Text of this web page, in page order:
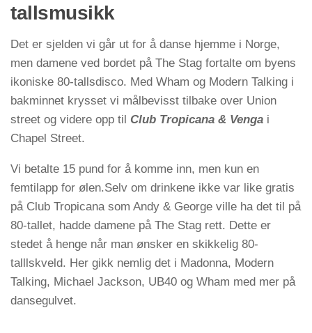
tallsmusikk
Det er sjelden vi går ut for å danse hjemme i Norge,
men damene ved bordet på The Stag fortalte om byens
ikoniske 80-tallsdisco. Med Wham og Modern Talking i
bakminnet krysset vi målbevisst tilbake over Union
street og videre opp til Club Tropicana & Venga i
Chapel Street.
Vi betalte 15 pund for å komme inn, men kun en
femtilapp for ølen.Selv om drinkene ikke var like gratis
på Club Tropicana som Andy & George ville ha det til på
80-tallet, hadde damene på The Stag rett. Dette er
stedet å henge når man ønsker en skikkelig 80-
talllskveld. Her gikk nemlig det i Madonna, Modern
Talking, Michael Jackson, UB40 og Wham med mer på
dansegulvet.